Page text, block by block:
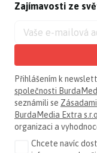
Zajímavosti ze
Přihlášením k
společnosti
seznámili se
BurdaMedia Extra
organizaci a
Chcete navíc